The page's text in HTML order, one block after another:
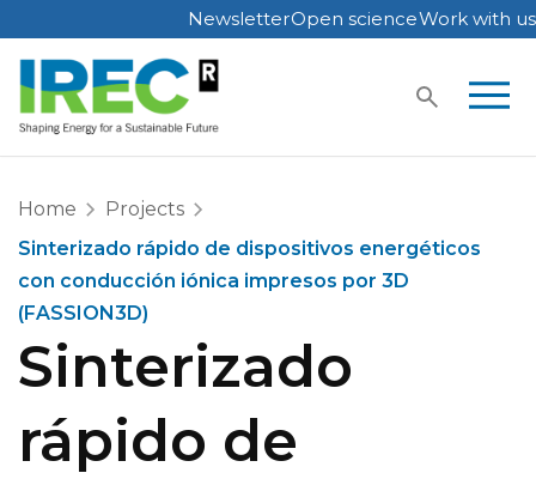
Skip
to
content
NewsletterOpen scienceWork with us
Home
Projects
Sinterizado rápido de dispositivos energéticos
con conducción iónica impresos por 3D
(FASSION3D)
Sinterizado
rápido de